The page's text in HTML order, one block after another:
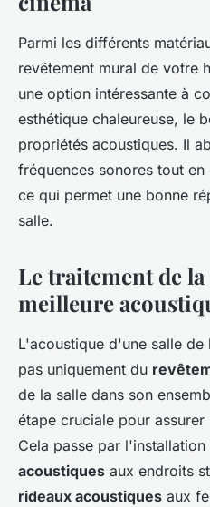
Parmi les différents
revêtement mural de votre
une option intéressante à
esthétique chaleureuse, le
propriétés acoustiques. Il
fréquences sonores tout
ce qui permet une bonne
salle.
Le traitement de
meilleure
L'acoustique d'une salle de
pas uniquement du
de la salle dans son
étape cruciale pour
Cela passe par l'installation
acoustiques aux endroits
rideaux acoustiques aux